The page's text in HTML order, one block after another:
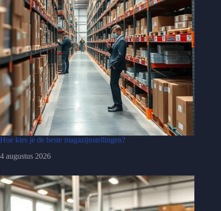
Hoe kies je de beste magazijnstellingen?
4 augustus 2026